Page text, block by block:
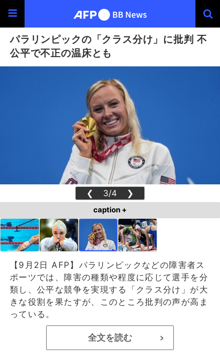
パラリンピックの「クラス分け」に批判 不
公平で不正の温床とも
❮ 3/4 ❯
caption +
【9月2日 AFP】パラリンピックなどの障害者ス
ポーツでは、障害の種類や程度に応じて選手を分
類し、公平な競争を実現する「クラス分け」が大
きな役割を果たすが、このところ批判の声が高ま
っている。
全文を読む >